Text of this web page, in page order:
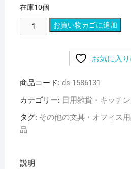
在庫10個
と
紙
工
ー
ル
B5
お買い物カゴに追加
お気に入
商品コード: ds-1586131
カテゴリー: 日用雑貨・キッチ
タグ: その他の文具・オフィス
品
説明